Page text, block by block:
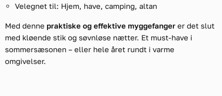
Velegnet til: Hjem, have, camping, altan
Med denne praktiske og effektive myggefanger er det slut
med kløende stik og søvnløse nætter. Et must-have i
sommersæsonen – eller hele året rundt i varme
omgivelser.